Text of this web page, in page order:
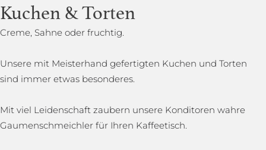
Kuchen & Torten
Creme, Sahne oder fruchtig.
Unsere mit Meisterhand gefertigten Kuchen und Torten
sind immer etwas besonderes.
Mit viel Leidenschaft zaubern unsere Konditoren wahre
Gaumenschmeichler für Ihren Kaffeetisch.